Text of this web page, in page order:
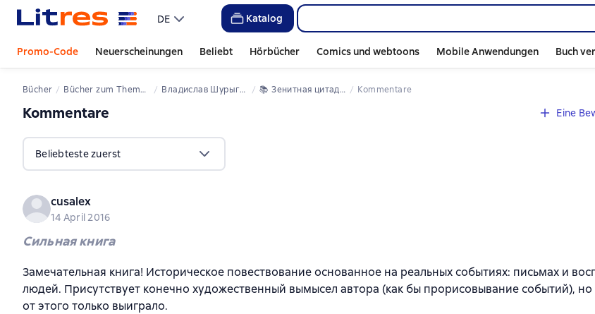
DE Katalog
Promo-Code Neuerscheinungen Beliebt Hörbücher Comics und webtoons Mobile Anwendungen Buch
Bücher Bücher zum Thema Krieg Владислав Шурыгин 📚 Зенитная цитадель. «Не тронь меня!» Kommentare
Kommentare Eine
Beliebteste zuerst
cusalex
14 April 2016
Сильная книга
Замечательная книга! Историческое повествование основанное на реальных событиях: письмах и
людей. Присутствует конечно художественный вымысел автора (как бы прорисовывание событий),
от этого только выиграло.